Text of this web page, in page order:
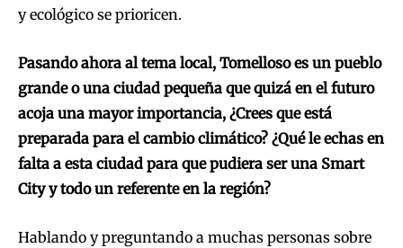
y ecológico se prioricen.
Pasando ahora al tema local, Tomelloso es un pueblo
grande o una ciudad pequeña que quizá en el futuro
acoja una mayor importancia, ¿Crees que está
preparada para el cambio climático? ¿Qué le echas en
falta a esta ciudad para que pudiera ser una Smart
City y todo un referente en la región?
Hablando y preguntando a muchas personas sobre